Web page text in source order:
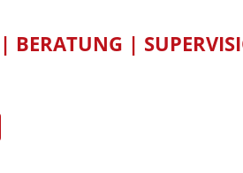
BERATUNG |